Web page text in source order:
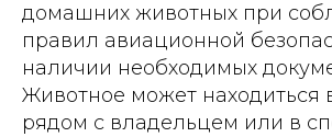
домашних животных при
правил авиационной
наличии необходимых
Животное может находиться
рядом с владельцем или в